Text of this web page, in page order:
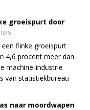
groeispurt door
flinke groeispurt
4,6 procent meer dan
machine-industrie
van statistiekbureau
naar moordwapen